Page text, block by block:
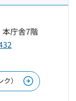
庁舎7階
）